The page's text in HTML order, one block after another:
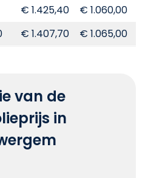
€ 1.425,40 € 1.060,00
€ 1.407,70 € 1.065,00
van de
in